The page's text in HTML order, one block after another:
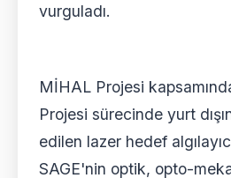
vurguladı.
MİHAL Projesi
Projesi sürecinde yurt
edilen lazer hedef
SAGE'nin optik, opto-